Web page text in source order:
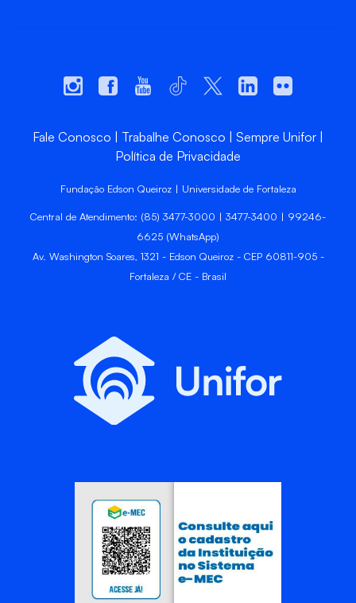
Fale Conosco Trabalhe Conosco
Sempre Unifor
Política de Privacidade
Fundação Edson Queiroz | Universidade de Fortaleza
Central de Atendimento: (85) 3477-3000 | 3477-3400 | 99246-
6625 (WhatsApp)
Av. Washington Soares, 1321 - Edson Queiroz - CEP 60811-905 -
Fortaleza / CE - Brasil